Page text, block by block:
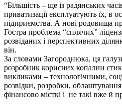
“Більшість – ще із радянських
приватизації експлуатують їх, в
підприємства. А нові родовища
Гостра проблема “сплячих”
розвіданих і перспективних
він.
За словами Загороднюка, ця
розробник корисних копалин
викликами – технологічними,
розвідки, розробки,
фінансово місткі і не такі вже й